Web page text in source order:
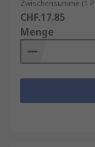
wichtig sind
aggressiver
Materialien
Zwischensumme (1
CHF.17.85
Menge